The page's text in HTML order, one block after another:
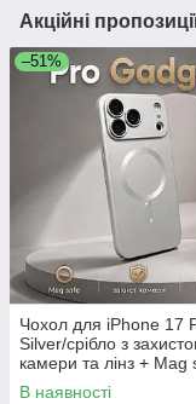
Акційні
–51%
Чохол для iPhone 17
Silver/срібло з
камери та лінз + Mag
В наявності